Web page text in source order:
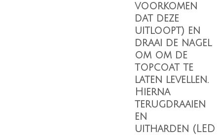
voorkomen
dat deze
uitloopt) en
draai de nagel
om om de
topcoat te
laten levellen.
Hierna
terugdraaien
en
uitharden (LED